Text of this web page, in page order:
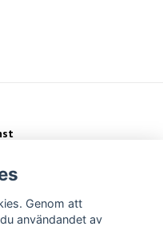
Genom att
användandet av